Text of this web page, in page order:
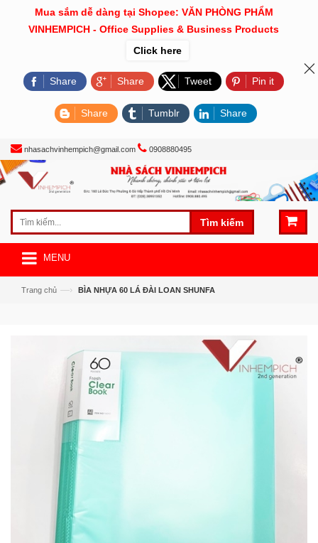
nhasachvinhempich@gmail.com 0908880495
Tìm kiếm
MENU
Trang chủ —› BÌA NHỰA 60 LÁ ĐÀI LOAN SHUNFA
Mua sắm dễ dàng tại Shopee: VĂN PHÒNG PHẨM
VINHEMPICH - Office Supplies & Business Products
Click here
Share Share Tweet Pin it
Share Tumblr Share